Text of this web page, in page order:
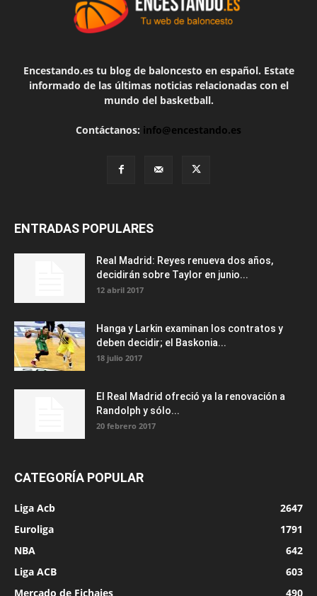
Encestando.es tu blog de baloncesto en español. Estate
informado de las últimas noticias relacionadas con el
mundo del basketball.
Contáctanos: info@encestando.es
ENTRADAS POPULARES
Real Madrid: Reyes renueva dos años,
decidirán sobre Taylor en junio...
12 abril 2017
Hanga y Larkin examinan los contratos y
deben decidir; el Baskonia...
18 julio 2017
El Real Madrid ofreció ya la renovación a
Randolph y sólo...
20 febrero 2017
CATEGORÍA POPULAR
Liga Acb
2647
Euroliga
1791
NBA
642
Liga ACB
603
Mercado de Fichajes
490